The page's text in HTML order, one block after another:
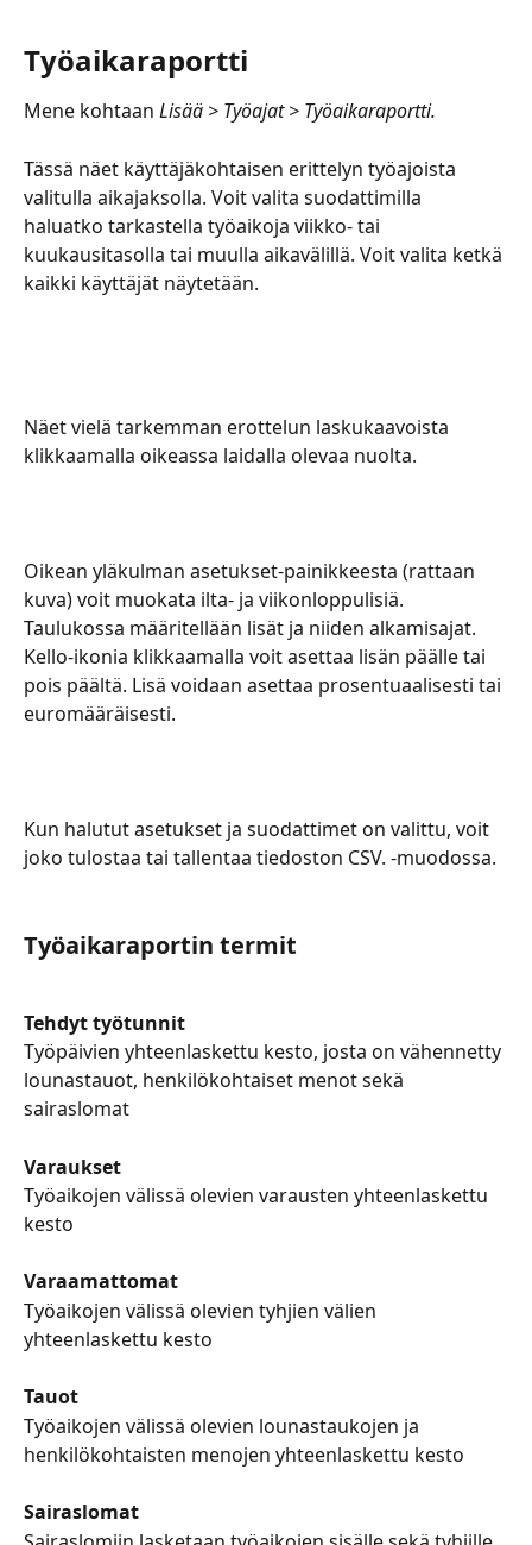
Työaikaraportti
Mene kohtaan Lisää > Työajat > Työaikaraportti.
Tässä näet käyttäjäkohtaisen erittelyn työajoista
valitulla aikajaksolla. Voit valita suodattimilla
haluatko tarkastella työaikoja viikko- tai
kuukausitasolla tai muulla aikavälillä. Voit valita ketkä
kaikki käyttäjät näytetään.
Näet vielä tarkemman erottelun laskukaavoista
klikkaamalla oikeassa laidalla olevaa nuolta.
Oikean yläkulman asetukset-painikkeesta (rattaan
kuva) voit muokata ilta- ja viikonloppulisiä.
Taulukossa määritellään lisät ja niiden alkamisajat.
Kello-ikonia klikkaamalla voit asettaa lisän päälle tai
pois päältä. Lisä voidaan asettaa prosentuaalisesti tai
euromääräisesti.
Kun halutut asetukset ja suodattimet on valittu, voit
joko tulostaa tai tallentaa tiedoston CSV. -muodossa.
Työaikaraportin termit
Tehdyt työtunnit
Työpäivien yhteenlaskettu kesto, josta on vähennetty
lounastauot, henkilökohtaiset menot sekä
sairaslomat
Varaukset
Työaikojen välissä olevien varausten yhteenlaskettu
kesto
Varaamattomat
Työaikojen välissä olevien tyhjien välien
yhteenlaskettu kesto
Tauot
Työaikojen välissä olevien lounastaukojen ja
henkilökohtaisten menojen yhteenlaskettu kesto
Sairaslomat